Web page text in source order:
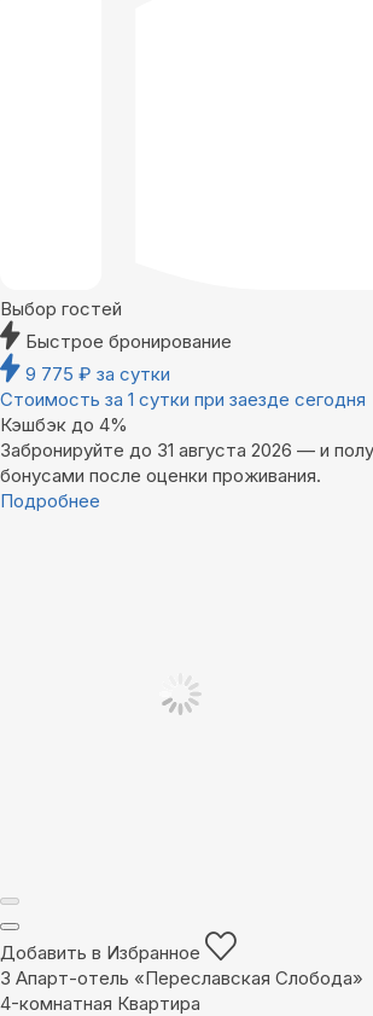
Выбор гостей
Быстрое бронирование
9 775 ₽ за сутки
Стоимость за 1 сутки при заезде сегодня
Кэшбэк до 4%
Забронируйте до 31 августа 2026 — и
бонусами после оценки проживания.
Подробнее
Добавить в Избранное
3 Апарт-отель «Переславская Слобода»
4-комнатная Квартира